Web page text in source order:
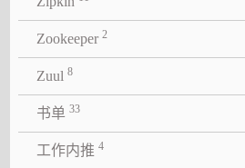
Zookeeper 2
Zuul 8
书单 33
工作内推 4